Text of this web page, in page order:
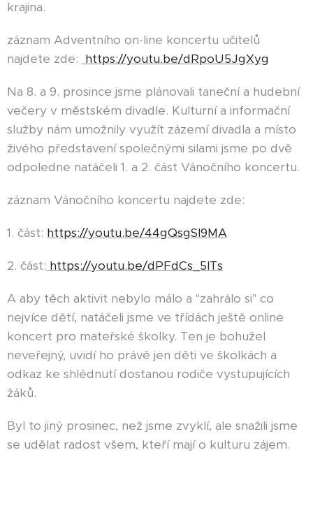
krajina.
záznam Adventního on-line koncertu učitelů
najdete zde: https://youtu.be/dRpoU5JgXyg
Na 8. a 9. prosince jsme plánovali taneční a hudební
večery v městském divadle. Kulturní a informační
služby nám umožnily využít zázemí divadla a místo
živého představení společnými silami jsme po dvě
odpoledne natáčeli 1. a 2. část Vánočního koncertu.
záznam Vánočního koncertu najdete zde:
1. část: https://youtu.be/44gQsgSI9MA
2. část: https://youtu.be/dPFdCs_5lTs
A aby těch aktivit nebylo málo a "zahrálo si" co
nejvíce dětí, natáčeli jsme ve třídách ještě online
koncert pro mateřské školky. Ten je bohužel
neveřejný, uvidí ho právě jen děti ve školkách a
odkaz ke shlédnutí dostanou rodiče vystupujících
žáků.
Byl to jiný prosinec, než jsme zvyklí, ale snažili jsme
se udělat radost všem, kteří mají o kulturu zájem.